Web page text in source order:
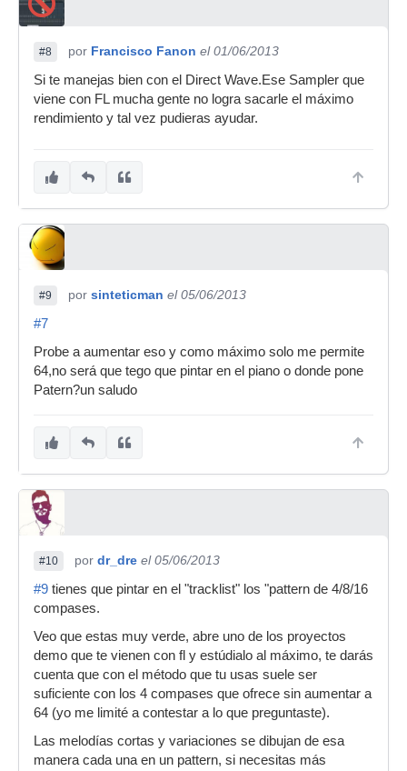
#8 por Francisco Fanon el 01/06/2013
Si te manejas bien con el Direct Wave.Ese Sampler que
viene con FL mucha gente no logra sacarle el máximo
rendimiento y tal vez pudieras ayudar.
#9 por sinteticman el 05/06/2013
#7
Probe a aumentar eso y como máximo solo me permite
64,no será que tego que pintar en el piano o donde pone
Patern?un saludo
#10 por dr_dre el 05/06/2013
#9 tienes que pintar en el "tracklist" los "pattern de 4/8/16
compases.
Veo que estas muy verde, abre uno de los proyectos
demo que te vienen con fl y estúdialo al máximo, te darás
cuenta que con el método que tu usas suele ser
suficiente con los 4 compases que ofrece sin aumentar a
64 (yo me limité a contestar a lo que preguntaste).
Las melodías cortas y variaciones se dibujan de esa
manera cada una en un pattern, si necesitas más